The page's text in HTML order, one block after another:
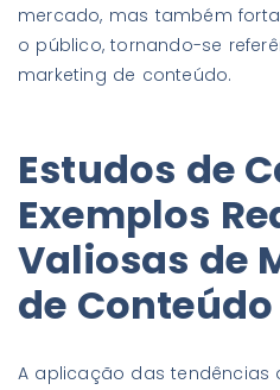
mercado, mas também
o público, tornando-se
marketing de conteúdo.
Estudos de
Exemplos
Valiosas de
de Conteúdo
A aplicação das tendências